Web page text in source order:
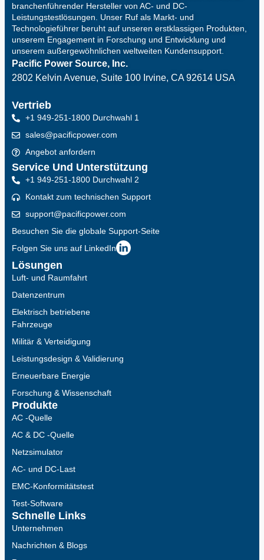
branchenführender Hersteller von AC- und DC-
Leistungstestlösungen. Unser Ruf als Markt- und
Technologieführer beruht auf unseren erstklassigen Produkten,
unserem Engagement in Forschung und Entwicklung und
unserem außergewöhnlichen weltweiten Kundensupport.
Pacific Power Source, Inc.
2802 Kelvin Avenue, Suite 100 Irvine, CA 92614 USA
Lösungen
Luft- und Raumfahrt
Datenzentrum
Elektrisch betriebene
Fahrzeuge
Militär & Verteidigung
Leistungsdesign & Validierung
Erneuerbare Energie
Forschung & Wissenschaft
Produkte
AC -Quelle
AC & DC -Quelle
Netzsimulator
AC- und DC-Last
EMC-Konformitätstest
Test-Software
Schnelle Links
Unternehmen
Nachrichten & Blogs
Vertrieb
+1 949-251-1800 Durchwahl 1
sales@pacificpower.com
Angebot anfordern
Service Und Unterstützung
+1 949-251-1800 Durchwahl 2
Kontakt zum technischen Support
support@pacificpower.com
Besuchen Sie die globale Support-Seite
Folgen Sie uns auf LinkedIn